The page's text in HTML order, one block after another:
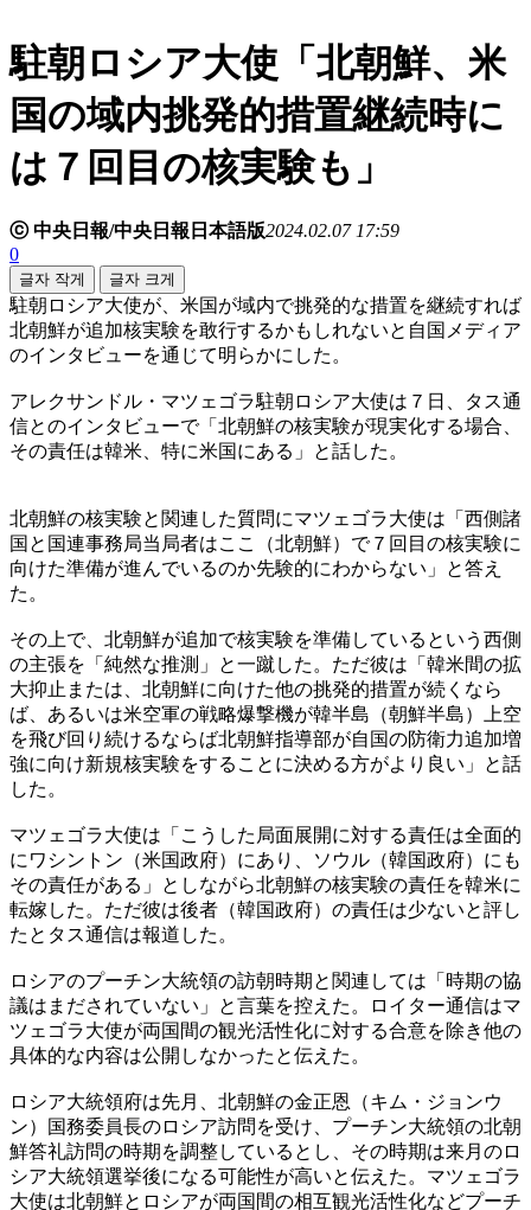
駐朝ロシア大使「北朝鮮、米
国の域内挑発的措置継続時に
は７回目の核実験も」
ⓒ 中央日報/中央日報日本語版2024.02.07 17:59
0
글자 작게 글자 크게
駐朝ロシア大使が、米国が域内で挑発的な措置を継続すれば
北朝鮮が追加核実験を敢行するかもしれないと自国メディア
のインタビューを通じて明らかにした。
アレクサンドル・マツェゴラ駐朝ロシア大使は７日、タス通
信とのインタビューで「北朝鮮の核実験が現実化する場合、
その責任は韓米、特に米国にある」と話した。
北朝鮮の核実験と関連した質問にマツェゴラ大使は「西側諸
国と国連事務局当局者はここ（北朝鮮）で７回目の核実験に
向けた準備が進んでいるのか先験的にわからない」と答え
た。
その上で、北朝鮮が追加で核実験を準備しているという西側
の主張を「純然な推測」と一蹴した。ただ彼は「韓米間の拡
大抑止または、北朝鮮に向けた他の挑発的措置が続くなら
ば、あるいは米空軍の戦略爆撃機が韓半島（朝鮮半島）上空
を飛び回り続けるならば北朝鮮指導部が自国の防衛力追加増
強に向け新規核実験をすることに決める方がより良い」と話
した。
マツェゴラ大使は「こうした局面展開に対する責任は全面的
にワシントン（米国政府）にあり、ソウル（韓国政府）にも
その責任がある」としながら北朝鮮の核実験の責任を韓米に
転嫁した。ただ彼は後者（韓国政府）の責任は少ないと評し
たとタス通信は報道した。
ロシアのプーチン大統領の訪朝時期と関連しては「時期の協
議はまだされていない」と言葉を控えた。ロイター通信はマ
ツェゴラ大使が両国間の観光活性化に対する合意を除き他の
具体的な内容は公開しなかったと伝えた。
ロシア大統領府は先月、北朝鮮の金正恩（キム・ジョンウ
ン）国務委員長のロシア訪問を受け、プーチン大統領の北朝
鮮答礼訪問の時期を調整しているとし、その時期は来月のロ
シア大統領選挙後になる可能性が高いと伝えた。マツェゴラ
大使は北朝鮮とロシアが両国間の相互観光活性化などプーチ